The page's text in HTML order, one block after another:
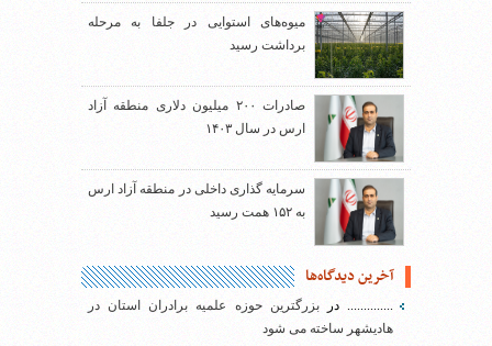
میوه‌های استوایی در جلفا به مرحله
برداشت رسید
صادرات ۲۰۰ میلیون دلاری منطقه آزاد
ارس در سال ۱۴۰۳
سرمایه گذاری داخلی در منطقه آزاد ارس
به ۱۵۲ همت رسید
آخرین دیدگاه‌ها
..............دربزرگترین حوزه علمیه برادران استان در
هادیشهر ساخته می شود